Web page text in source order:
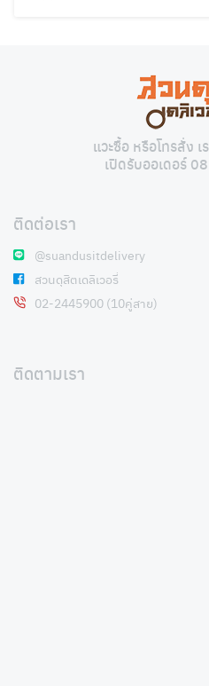
แวะซื้อ หรือโทรสั่ง
เปิดรับออเดอร์
ติดต่อเรา
@suandusitdelivery
สวนดุสิตเดลิเวอรี่
02-2445900 (10คู่สาย)
ติดตามเรา